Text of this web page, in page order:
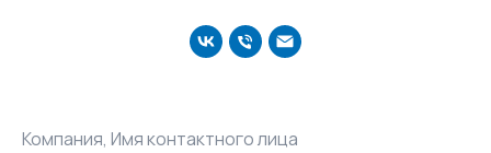
Компания, Имя контактного лица